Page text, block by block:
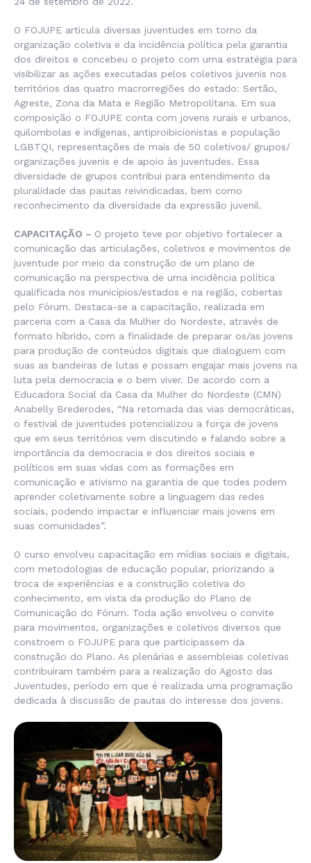
O FOJUPE articula diversas juventudes em torno da
organização coletiva e da incidência política pela garantia
dos direitos e concebeu o projeto com uma estratégia para
visibilizar as ações executadas pelos coletivos juvenis nos
territórios das quatro macrorregiões do estado: Sertão,
Agreste, Zona da Mata e Região Metropolitana. Em sua
composição o FOJUPE conta com jovens rurais e urbanos,
quilombolas e indígenas, antiproibicionistas e população
LGBTQI, representações de mais de 50 coletivos/ grupos/
organizações juvenis e de apoio às juventudes. Essa
diversidade de grupos contribui para entendimento da
pluralidade das pautas reivindicadas, bem como
reconhecimento da diversidade da expressão juvenil.
CAPACITAÇÃO – O projeto teve por objetivo fortalecer a
comunicação das articulações, coletivos e movimentos de
juventude por meio da construção de um plano de
comunicação na perspectiva de uma incidência política
qualificada nos municípios/estados e na região, cobertas
pelo Fórum. Destaca-se a capacitação, realizada em
parceria com a Casa da Mulher do Nordeste, através de
formato híbrido, com a finalidade de preparar os/as jovens
para produção de conteúdos digitais que dialoguem com
suas as bandeiras de lutas e possam engajar mais jovens na
luta pela democracia e o bem viver. De acordo com a
Educadora Social da Casa da Mulher do Nordeste (CMN)
Anabelly Brederodes, “Na retomada das vias democráticas,
o festival de juventudes potencializou a força de jovens
que em seus territórios vem discutindo e falando sobre a
importância da democracia e dos direitos sociais e
políticos em suas vidas com as formações em
comunicação e ativismo na garantia de que todes podem
aprender coletivamente sobre a linguagem das redes
sociais, podendo impactar e influenciar mais jovens em
suas comunidades”.
O curso envolveu capacitação em mídias sociais e digitais,
com metodologias de educação popular, priorizando a
troca de experiências e a construção coletiva do
conhecimento, em vista da produção do Plano de
Comunicação do Fórum. Toda ação envolveu o convite
para movimentos, organizações e coletivos diversos que
constroem o FOJUPE para que participassem da
construção do Plano. As plenárias e assembleias coletivas
contribuiram também para a realização do Agosto das
Juventudes, período em que é realizada uma programação
dedicada à discussão de pautas do interesse dos jovens.